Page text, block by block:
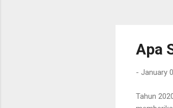
Apa
- January
Tahun